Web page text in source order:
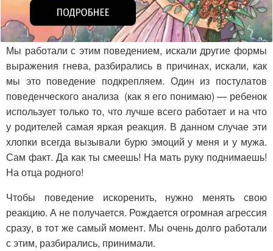
Мы работали с этим поведением, искали другие формы
выражения гнева, разбирались в причинах, искали, как
мы это поведение подкрепляем. Один из постулатов
поведенческого анализа (как я его понимаю) — ребенок
использует только то, что лучше всего работает и на что
у родителей самая яркая реакция. В данном случае эти
хлопки всегда вызывали бурю эмоций у меня и у мужа.
Сам факт. Да как ты смеешь! На мать руку поднимаешь!
На отца родного!
Чтобы поведение искоренить, нужно менять свою
реакцию. А не получается. Рождается огромная агрессия
сразу, в тот же самый момент. Мы очень долго работали
с этим, разбирались, принимали.